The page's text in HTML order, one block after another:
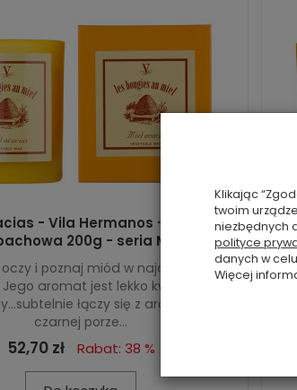
- Vila Hermanos - świeca
200g - seria Miel
i poznaj miód w najczystszej
aromat jest lekko kwiatowy,
łączy się z aromatem
czarnej porze...
52,70 zł Rabat: 38 %
Klikając
twoim
niezbędnych
polityce
danych w
Więcej